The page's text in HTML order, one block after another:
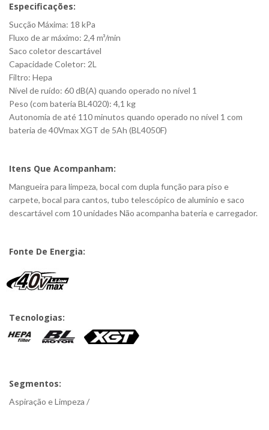
Especificações:
Sucção Máxima: 18 kPa
Fluxo de ar máximo: 2,4 m³/min
Saco coletor descartável
Capacidade Coletor: 2L
Filtro: Hepa
Nível de ruído: 60 dB(A) quando operado no nível 1
Peso (com bateria BL4020): 4,1 kg
Autonomia de até 110 minutos quando operado no nível 1 com
bateria de 40Vmax XGT de 5Ah (BL4050F)
Itens Que Acompanham:
Mangueira para limpeza, bocal com dupla função para piso e
carpete, bocal para cantos, tubo telescópico de alumínio e saco
descartável com 10 unidades Não acompanha bateria e carregador.
Fonte De Energia:
Tecnologias:
Segmentos:
Aspiração e Limpeza /